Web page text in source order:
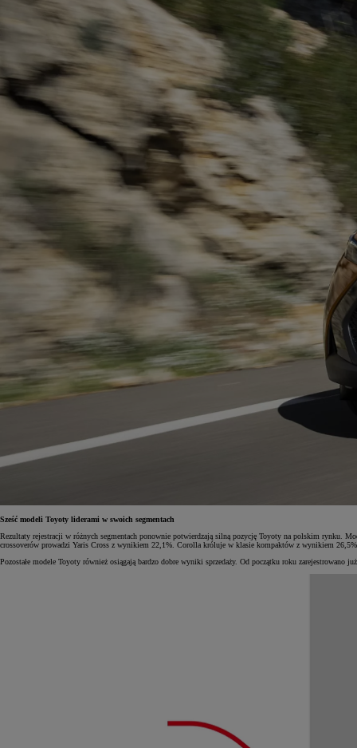
Od105 300 zł
Sześć modeli Toyoty liderami w swoich segmentach
Rezultaty rejestracji w różnych segmentach ponownie potwierdzają silną pozycję Toyoty na polskim rynku.
crossoverów prowadzi Yaris Cross z wynikiem 22,1%. Corolla króluje w klasie kompaktów z wynikiem
Pozostałe modele Toyoty również osiągają bardzo dobre wyniki sprzedaży. Od początku roku zarejestrowano